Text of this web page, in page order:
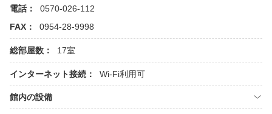
電話：
0570-026-112
FAX：
0954-28-9998
総部屋数： 17室
インターネット接続： Wi-Fi利用可
館内の設備